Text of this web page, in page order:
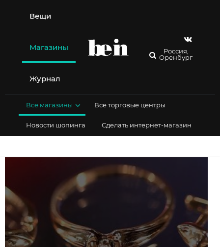
содержимому
Вещи
Магазины
Журнал
Россия,
Оренбург
Все магазины Все торговые центры
Новости шопинга Сделать интернет-магазин